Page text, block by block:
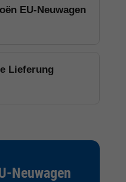
EU-Neuwagen
Lieferung
Neuwagen